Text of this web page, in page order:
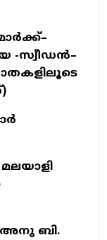
-സ്വീഡൻ–
മലയാളി
അനു ബി.